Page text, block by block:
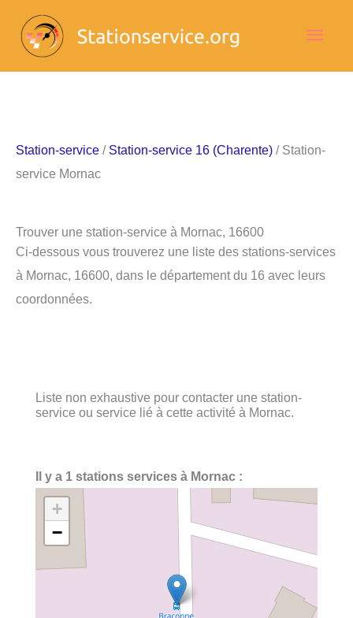
contenu
Station-service / Station-service 16 (Charente) / Station-
service Mornac
Trouver une station-service à Mornac, 16600
Ci-dessous vous trouverez une liste des stations-services
à Mornac, 16600, dans le département du 16 avec leurs
coordonnées.
Liste non exhaustive pour contacter une station-
service ou service lié à cette activité à Mornac.
Il y a 1 stations services à Mornac :
+
−